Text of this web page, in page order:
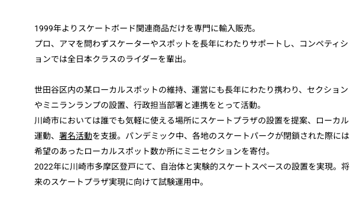
1999年よりスケートボード関連商品だけを専門に輸入販売。
プロ、アマを問わずスケーターやスポットを長年にわたりサポートし、コンペティシ
ョンでは全日本クラスのライダーを輩出。
世田谷区内の某ローカルスポットの維持、運営にも長年にわたり携わり、セクション
やミニランランプの設置、行政担当部署と連携をとって活動。
川崎市においては誰でも気軽に使える場所にスケートプラザの設置を提案、ローカル
運動、 署名活動を支援。パンデミック中、各地のスケートパークが閉鎖された際には
希望のあったローカルスポット数か所にミニセクションを寄付。
2022年に川崎市多摩区登戸にて、自治体と実験的スケートスペースの設置を実現。将
来のスケートプラザ実現に向けて試験運用中。